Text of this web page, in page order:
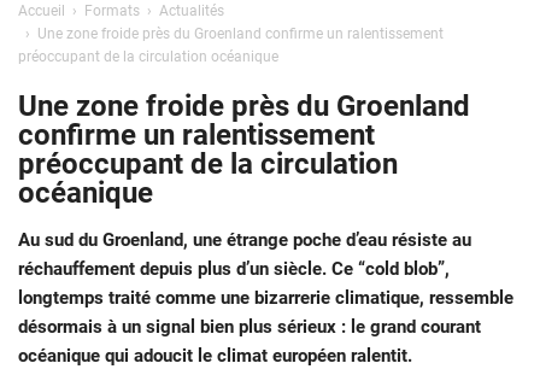
Accueil Formats
Actualités
Une zone froide près du Groenland confirme un ralentissement
préoccupant de la circulation océanique
Une zone froide près du Groenland
confirme un ralentissement
préoccupant de la circulation
océanique
Au sud du Groenland, une étrange poche d’eau résiste au
réchauffement depuis plus d’un siècle. Ce “cold blob”,
longtemps traité comme une bizarrerie climatique, ressemble
désormais à un signal bien plus sérieux : le grand courant
océanique qui adoucit le climat européen ralentit.